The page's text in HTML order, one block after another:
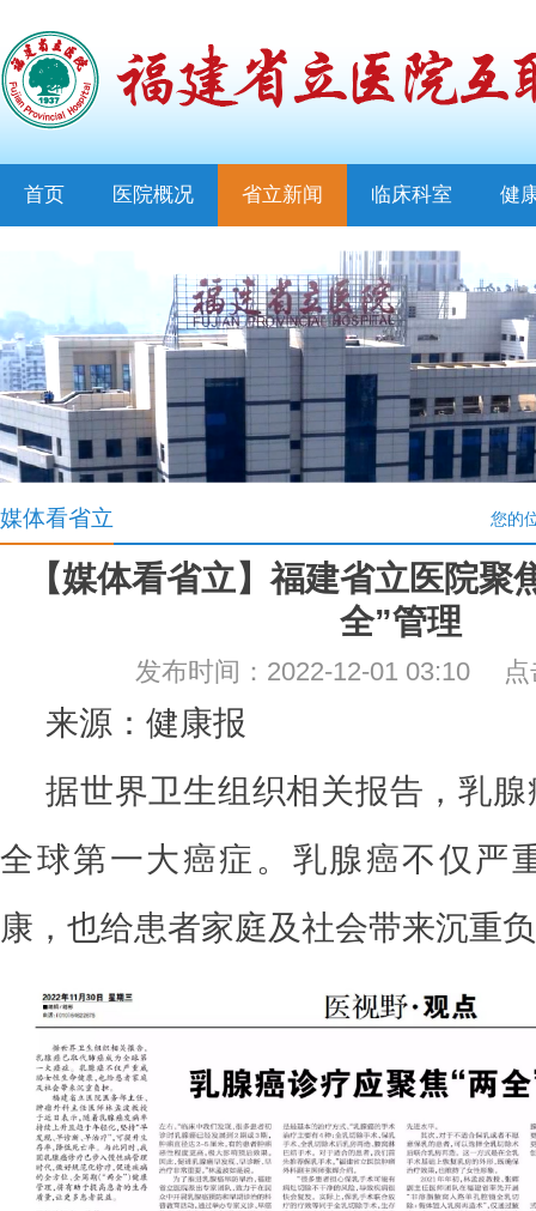
首页 医院概况 省立新闻 临床科室 健
媒体看省立 您的
【媒体看省立】福建省立医院聚
全”管理
发布时间：2022-12-01 03:10 点
来源：健康报
据世界卫生组织相关报告，乳
全球第一大癌症。乳腺癌不仅严
康，也给患者家庭及社会带来沉重